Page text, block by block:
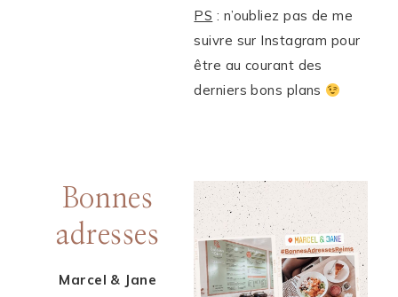
PS : n’oubliez pas de me
suivre sur Instagram pour
être au courant des
derniers bons plans
Bonnes
adresses
Marcel & Jane